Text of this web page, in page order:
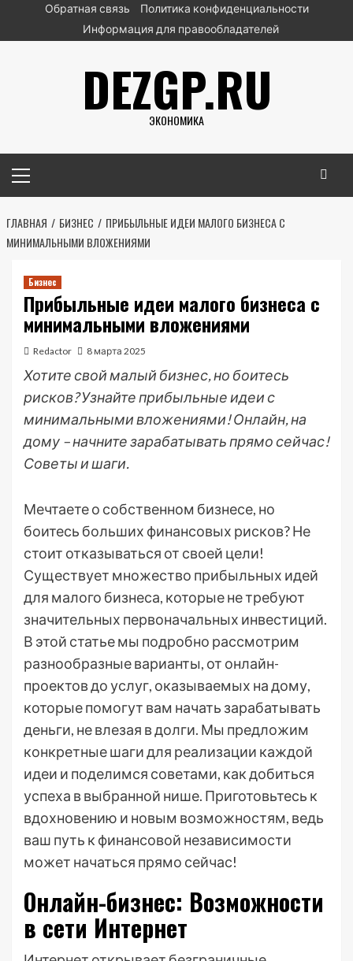
ПерейтиОбратная связь
Политика конфиденциальности
Информация для правообладателей
DEZGP.RU
ЭКОНОМИКА
меню
ГЛАВНАЯ БИЗНЕС
ПРИБЫЛЬНЫЕ ИДЕИ МАЛОГО БИЗНЕСА С
МИНИМАЛЬНЫМИ ВЛОЖЕНИЯМИ
Бизнес
Прибыльные идеи малого бизнеса с
минимальными вложениями
Redactor 8 марта 2025
Хотите свой малый бизнес, но боитесь
рисков? Узнайте прибыльные идеи с
минимальными вложениями! Онлайн, на
дому – начните зарабатывать прямо сейчас!
Советы и шаги.
Мечтаете о собственном бизнесе, но
боитесь больших финансовых рисков? Не
стоит отказываться от своей цели!
Существует множество прибыльных идей
для малого бизнеса, которые не требуют
значительных первоначальных инвестиций.
В этой статье мы подробно рассмотрим
разнообразные варианты, от онлайн-
проектов до услуг, оказываемых на дому,
которые помогут вам начать зарабатывать
деньги, не влезая в долги. Мы предложим
конкретные шаги для реализации каждой
идеи и поделимся советами, как добиться
успеха в выбранной нише. Приготовьтесь к
вдохновению и новым возможностям, ведь
ваш путь к финансовой независимости
может начаться прямо сейчас!
Онлайн-бизнес: Возможности
в сети Интернет